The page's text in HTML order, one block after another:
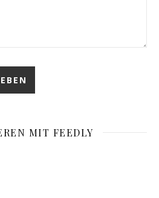
MIT FEEDLY